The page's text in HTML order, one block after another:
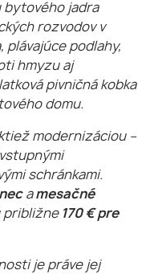
bytového jadra
rozvodov v
plávajúce podlahy,
hmyzu aj
pivničná kobka
domu.
modernizáciou –
schránkami.
amesačné
približne170 € pre
je práve jej